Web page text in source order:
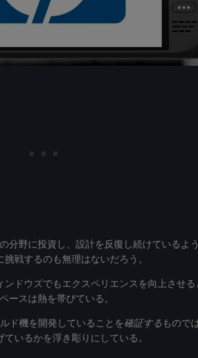
野に投資し、設計を反復し続けているよ
戦するのも無理はないだろう。
ドウズでもエクスペリエンスを向上させ
ースは熱を帯びている。
ド機を開発していることを確証する もので
いるかを浮き彫りにしている。